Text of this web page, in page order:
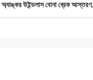
অ্যাঙ্কর উইন্ডলাস বোনা ব্রেক আস্তরণ,